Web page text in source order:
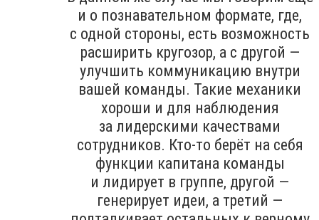
и о познавательном формате, где,
с одной стороны, есть возможность
расширить кругозор, а с другой —
улучшить коммуникацию внутри
вашей команды. Такие механики
хороши и для наблюдения
за лидерскими качествами
сотрудников. Кто-то берёт на себя
функции капитана команды
и лидирует в группе, другой —
генерирует идеи, а третий —